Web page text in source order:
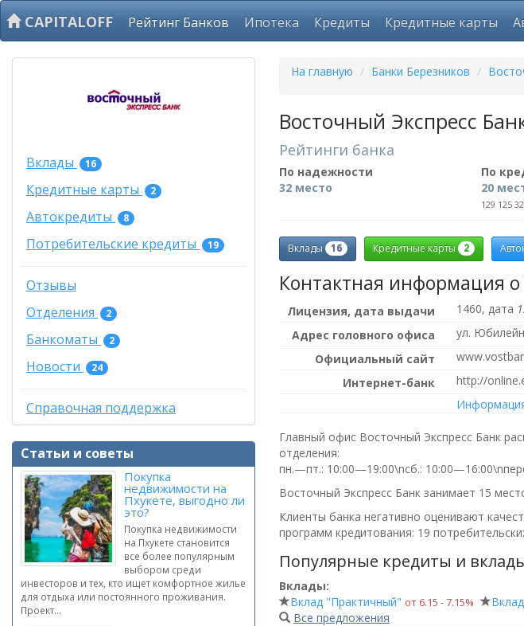
CAPITALOFF Рейтинг Банков Ипотека Кредиты Кредитные карты
Вклады 16
Кредитные карты 2
Автокредиты 8
Потребительские кредиты 19
Отзывы
Отделения
2
Банкоматы 2
Новости 24
Справочная поддержка
Статьи и советы
Покупка
недвижимости на
Пхукете, выгодно ли
это?
Покупка недвижимости
на Пхукете становится
все более популярным
выбором среди
инвесторов и тех, кто ищет комфортное жилье
для отдыха или постоянного проживания.
Проект...
На главную / Банки Березников /
Восточный Экспресс
Рейтинги банка
По надежности По
32 место
20
129 125
Вклады 16 Кредитные карты 2
Контактная информация
Лицензия, дата выдачи 1460, дата
Адрес головного офиса
ул.
Официальный сайт
Интернет-банк
http://
Главный офис Восточный Экспресс Банк
отделения:
пн.—пт.: 10:00—19:00\nсб.:
Восточный Экспресс Банк занимает 15
Клиенты банка негативно оценивают
программ кредитования: 19
Популярные кредиты и
Вклады:
Вклад "Практичный" от 6.15 ‑ 7.15%
Все предложения